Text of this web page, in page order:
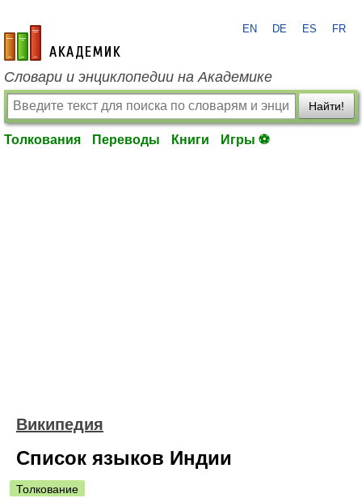
academic.ru
EN DE ES FR
Словари и энциклопедии на Академике
Найти!
Толкования Переводы Книги Игры ⚽
Википедия
Список языков Индии
Толкование